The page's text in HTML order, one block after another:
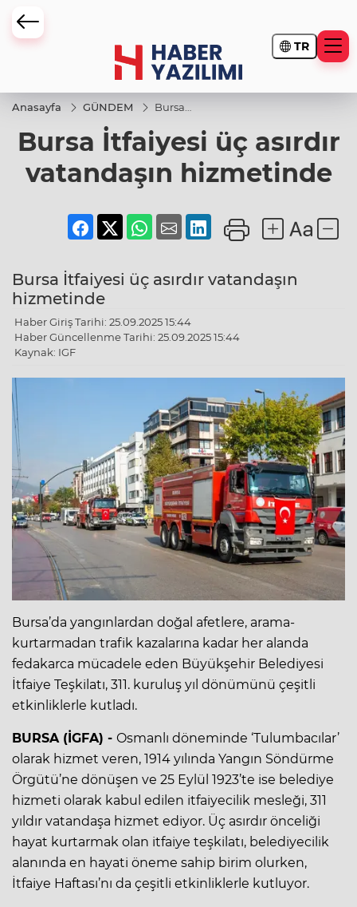
TR
Anasayfa GÜNDEM
Bursa
vatandaşın
hizmetinde
Bursa İtfaiyesi üç asırdır
vatandaşın hizmetinde
Bursa İtfaiyesi üç asırdır vatandaşın
hizmetinde
Haber Giriş Tarihi: 25.09.2025 15:44
Haber Güncellenme Tarihi: 25.09.2025 15:44
Kaynak: IGF
Bursa’da yangınlardan doğal afetlere, arama-
kurtarmadan trafik kazalarına kadar her alanda
fedakarca mücadele eden Büyükşehir Belediyesi
İtfaiye Teşkilatı, 311. kuruluş yıl dönümünü çeşitli
etkinliklerle kutladı.
BURSA (İGFA) - Osmanlı döneminde ‘Tulumbacılar’
olarak hizmet veren, 1914 yılında Yangın Söndürme
Örgütü’ne dönüşen ve 25 Eylül 1923’te ise belediye
hizmeti olarak kabul edilen itfaiyecilik mesleği, 311
yıldır vatandaşa hizmet ediyor. Üç asırdır önceliği
hayat kurtarmak olan itfaiye teşkilatı, belediyecilik
alanında en hayati öneme sahip birim olurken,
İtfaiye Haftası’nı da çeşitli etkinliklerle kutluyor.